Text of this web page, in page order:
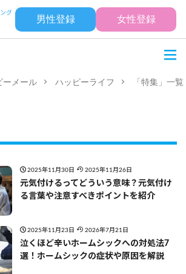
男性登録 女性登録
ーメール ハッピーライフ 「特集」一覧
2025年11月30日 2025年11月26日
元気付けるってどういう意味？元気付け
る言葉や注意すべきポイントを紹介
2025年11月23日 2026年7月21日
泣くほど辛いホームシックへの対処法7
選！ホームシックの症状や原因を解説